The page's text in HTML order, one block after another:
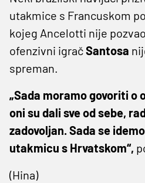
utakmice s Francuskom
kojeg Ancelotti nije
ofenzivni igračSantosa
spreman.
„Sada moramo govoriti o
oni su dali sve od sebe,
zadovoljan. Sada se
utakmicu s Hrvatskom“,
(Hina)